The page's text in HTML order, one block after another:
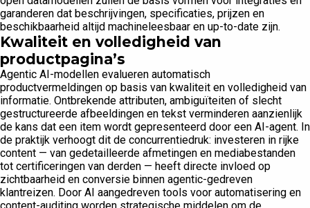
garanderen dat beschrijvingen, specificaties, prijzen en
beschikbaarheid altijd machineleesbaar en up-to-date zijn.
Kwaliteit en volledigheid van
productpagina’s
Agentic AI-modellen evalueren automatisch
productvermeldingen op basis van kwaliteit en volledigheid van
informatie. Ontbrekende attributen, ambiguïteiten of slecht
gestructureerde afbeeldingen en tekst verminderen aanzienlijk
de kans dat een item wordt gepresenteerd door een AI-agent. In
de praktijk verhoogt dit de concurrentiedruk: investeren in rijke
content — van gedetailleerde afmetingen en mediabestanden
tot certificeringen van derden — heeft directe invloed op
zichtbaarheid en conversie binnen agentic-gedreven
klantreizen. Door AI aangedreven tools voor automatisering en